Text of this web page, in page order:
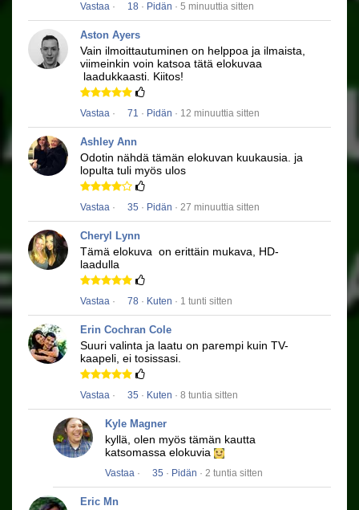
Vastaa · 18 · Pidän · 5 minuuttia sitten
Aston Ayers
Vain ilmoittautuminen on helppoa ja ilmaista,
viimeinkin voin katsoa tätä elokuvaa
laadukkaasti. Kiitos!
Vastaa · 71 · Pidän · 12 minuuttia sitten
Ashley Ann
Odotin nähdä tämän elokuvan kuukausia. ja
lopulta tuli myös ulos
Vastaa · 35 · Pidän · 27 minuuttia sitten
Cheryl Lynn
Tämä elokuva on erittäin mukava, HD-
laadulla
Vastaa · 78 · Kuten · 1 tunti sitten
Erin Cochran Cole
Suuri valinta ja laatu on parempi kuin TV-
kaapeli, ei tosissasi.
Vastaa · 35 · Kuten · 8 tuntia sitten
Kyle Magner
kyllä, olen myös tämän kautta
katsomassa elokuvia
Vastaa · 35 · Pidän · 2 tuntia sitten
Eric Mn